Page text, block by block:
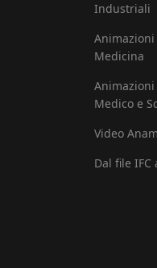
Industriali
Medicina
Medico e
Video
Dal file